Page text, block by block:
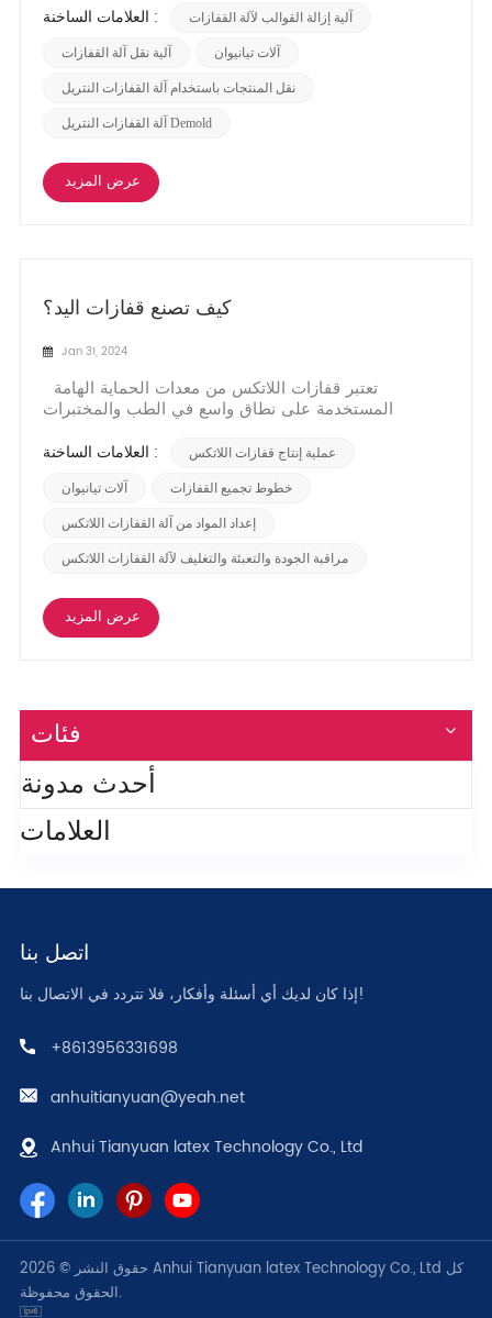
وحماية ضد المواد الكيميائية، مما يجعلها خيارًا شائعًا في
العلامات الساخنة : آلية إزالة القوالب لآلة القفازات
آلية نقل آلة القفازات آلات تيانيوان
نقل المنتجات باستخدام آلة القفازات النتريل
آلة القفازات النتريل Demold
عرض المزيد
كيف تصنع قفازات اليد؟
Jan 31, 2024
المستخدمة على نطاق واسع في الطب والمختبرات
المقالة سوف تعرفك على عملية إنتاج قفازات
الإعداد المادي يتطلب إنتاج قفازات اللاتكس تحضير العديد
العلامات الساخنة : عملية إنتاج قفازات اللاتكس
آلات تيانيوان خطوط تجميع القفازات
إعداد المواد من آلة القفازات اللاتكس
مراقبة الجودة والتعبئة والتغليف لآلة القفازات اللاتكس
عرض المزيد
فئات
أحدث مدونة
العلامات
اتصل بنا
إذا كان لديك أي أسئلة وأفكار، فلا تتردد في الاتصال بنا!
+8613956331698
anhuitianyuan@yeah.net
Anhui Tianyuan latex Technology Co., Ltd
حقوق النشر © 2026 Anhui Tianyuan latex Technology Co., Ltd كل
الحقوق محفوظة.